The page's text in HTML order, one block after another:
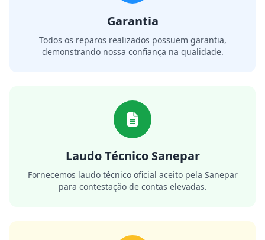
Garantia
Todos os reparos realizados possuem garantia,
demonstrando nossa confiança na qualidade.
Laudo Técnico Sanepar
Fornecemos laudo técnico oficial aceito pela Sanepar
para contestação de contas elevadas.